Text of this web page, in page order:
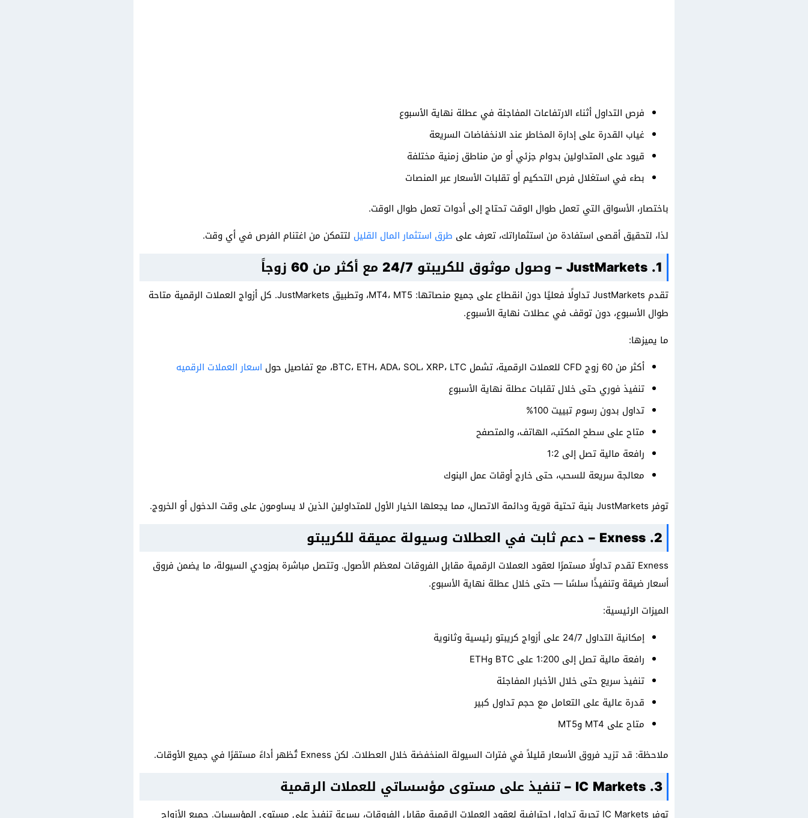
فرص التداول أثناء الارتفاعات المفاجئة في عطلة نهاية الأسبوع
غياب القدرة على إدارة المخاطر عند الانخفاضات السريعة
قيود على المتداولين بدوام جزئي أو من مناطق زمنية مختلفة
بطء في استغلال فرص التحكيم أو تقلبات الأسعار عبر المنصات
باختصار، الأسواق التي تعمل طوال الوقت تحتاج إلى أدوات تعمل طوال الوقت.
لذا، لتحقيق أقصى استفادة من استثماراتك، تعرف على طرق استثمار المال القليل لتتمكن من اغتنام الفرص في أي وقت.
1. JustMarkets – وصول موثوق للكريبتو 24/7 مع أكثر من 60 زوجاً
تقدم JustMarkets تداولًا فعليًا دون انقطاع على جميع منصاتها: MT4، MT5، وتطبيق JustMarkets. كل أزواج العملات الرقمية متاحة
طوال الأسبوع، دون توقف في عطلات نهاية الأسبوع.
ما يميزها:
أكثر من 60 زوج CFD للعملات الرقمية، تشمل BTC، ETH، ADA، SOL، XRP، LTC، مع تفاصيل حول
اسعار العملات الرقميه
تنفيذ فوري حتى خلال تقلبات عطلة نهاية الأسبوع
تداول بدون رسوم تبييت 100%
متاح على سطح المكتب، الهاتف، والمتصفح
رافعة مالية تصل إلى 1:2
معالجة سريعة للسحب، حتى خارج أوقات عمل البنوك
توفر JustMarkets بنية تحتية قوية ودائمة الاتصال، مما يجعلها الخيار الأول للمتداولين الذين لا يساومون على وقت الدخول أو الخروج.
2. Exness – دعم ثابت في العطلات وسيولة عميقة للكريبتو
Exness تقدم تداولًا مستمرًا لعقود العملات الرقمية مقابل الفروقات لمعظم الأصول. وتتصل مباشرة بمزودي السيولة، ما يضمن فروق
أسعار ضيقة وتنفيذًا سلسًا — حتى خلال عطلة نهاية الأسبوع.
الميزات الرئيسية:
إمكانية التداول 24/7 على أزواج كريبتو رئيسية وثانوية
رافعة مالية تصل إلى 1:200 على BTC وETH
تنفيذ سريع حتى خلال الأخبار المفاجئة
قدرة عالية على التعامل مع حجم تداول كبير
متاح على MT4 وMT5
ملاحظة: قد تزيد فروق الأسعار قليلاً في فترات السيولة المنخفضة خلال العطلات. لكن Exness تُظهر أداءً مستقرًا في جميع الأوقات.
3. IC Markets – تنفيذ على مستوى مؤسساتي للعملات الرقمية